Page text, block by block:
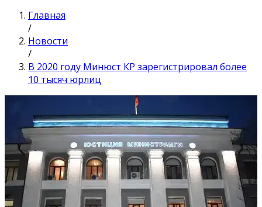
Главная
/
Новости
/
В 2020 году Минюст КР зарегистрировал более
10 тысяч юрлиц